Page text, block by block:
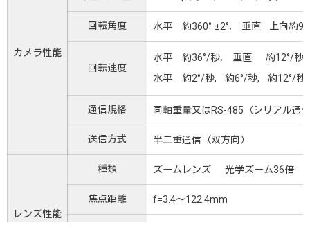
カメラ性能
回転角度 水平 約360° ±2°， 垂直 上向約
回転速度
水平 約36°/秒， 垂直 約12°/秒 [
水平 約2°/秒, 約6°/秒, 約12°/秒
通信規格 同軸重量又はRS-485（シリアル通
送信方式 半二重通信（双方向）
レンズ性能
種類 ズームレンズ 光学ズーム36倍
焦点距離 f=3.4～122.4mm